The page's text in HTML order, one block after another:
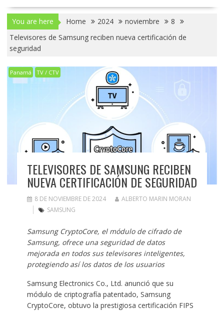
You are here Home 2024 noviembre
8
Televisores de Samsung reciben nueva certificación de
seguridad
Panamá TV / CTV
TELEVISORES DE SAMSUNG RECIBEN
NUEVA CERTIFICACIÓN DE SEGURIDAD
8 DE NOVIEMBRE DE 2024
ALBERTO MARIN MORAN
SAMSUNG
Samsung CryptoCore, el módulo de cifrado de
Samsung, ofrece una seguridad de datos
mejorada en todos sus televisores inteligentes,
protegiendo así los datos de los usuarios
Samsung Electronics Co., Ltd. anunció que su
módulo de criptografía patentado, Samsung
CryptoCore, obtuvo la prestigiosa certificación FIPS